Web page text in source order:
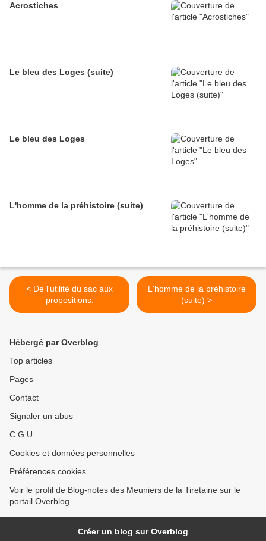
Acrostiches
Le bleu des Loges (suite)
Le bleu des Loges
L'homme de la préhistoire (suite)
< De l'utilité du sac aux
propositions.
L'homme de la préhistoire
(suite) >
Hébergé par Overblog
Top articles
Pages
Contact
Signaler un abus
C.G.U.
Cookies et données personnelles
Préférences cookies
Voir le profil de Blog-notes des Meuniers de la Tiretaine sur le
portail Overblog
Créer un blog sur Overblog